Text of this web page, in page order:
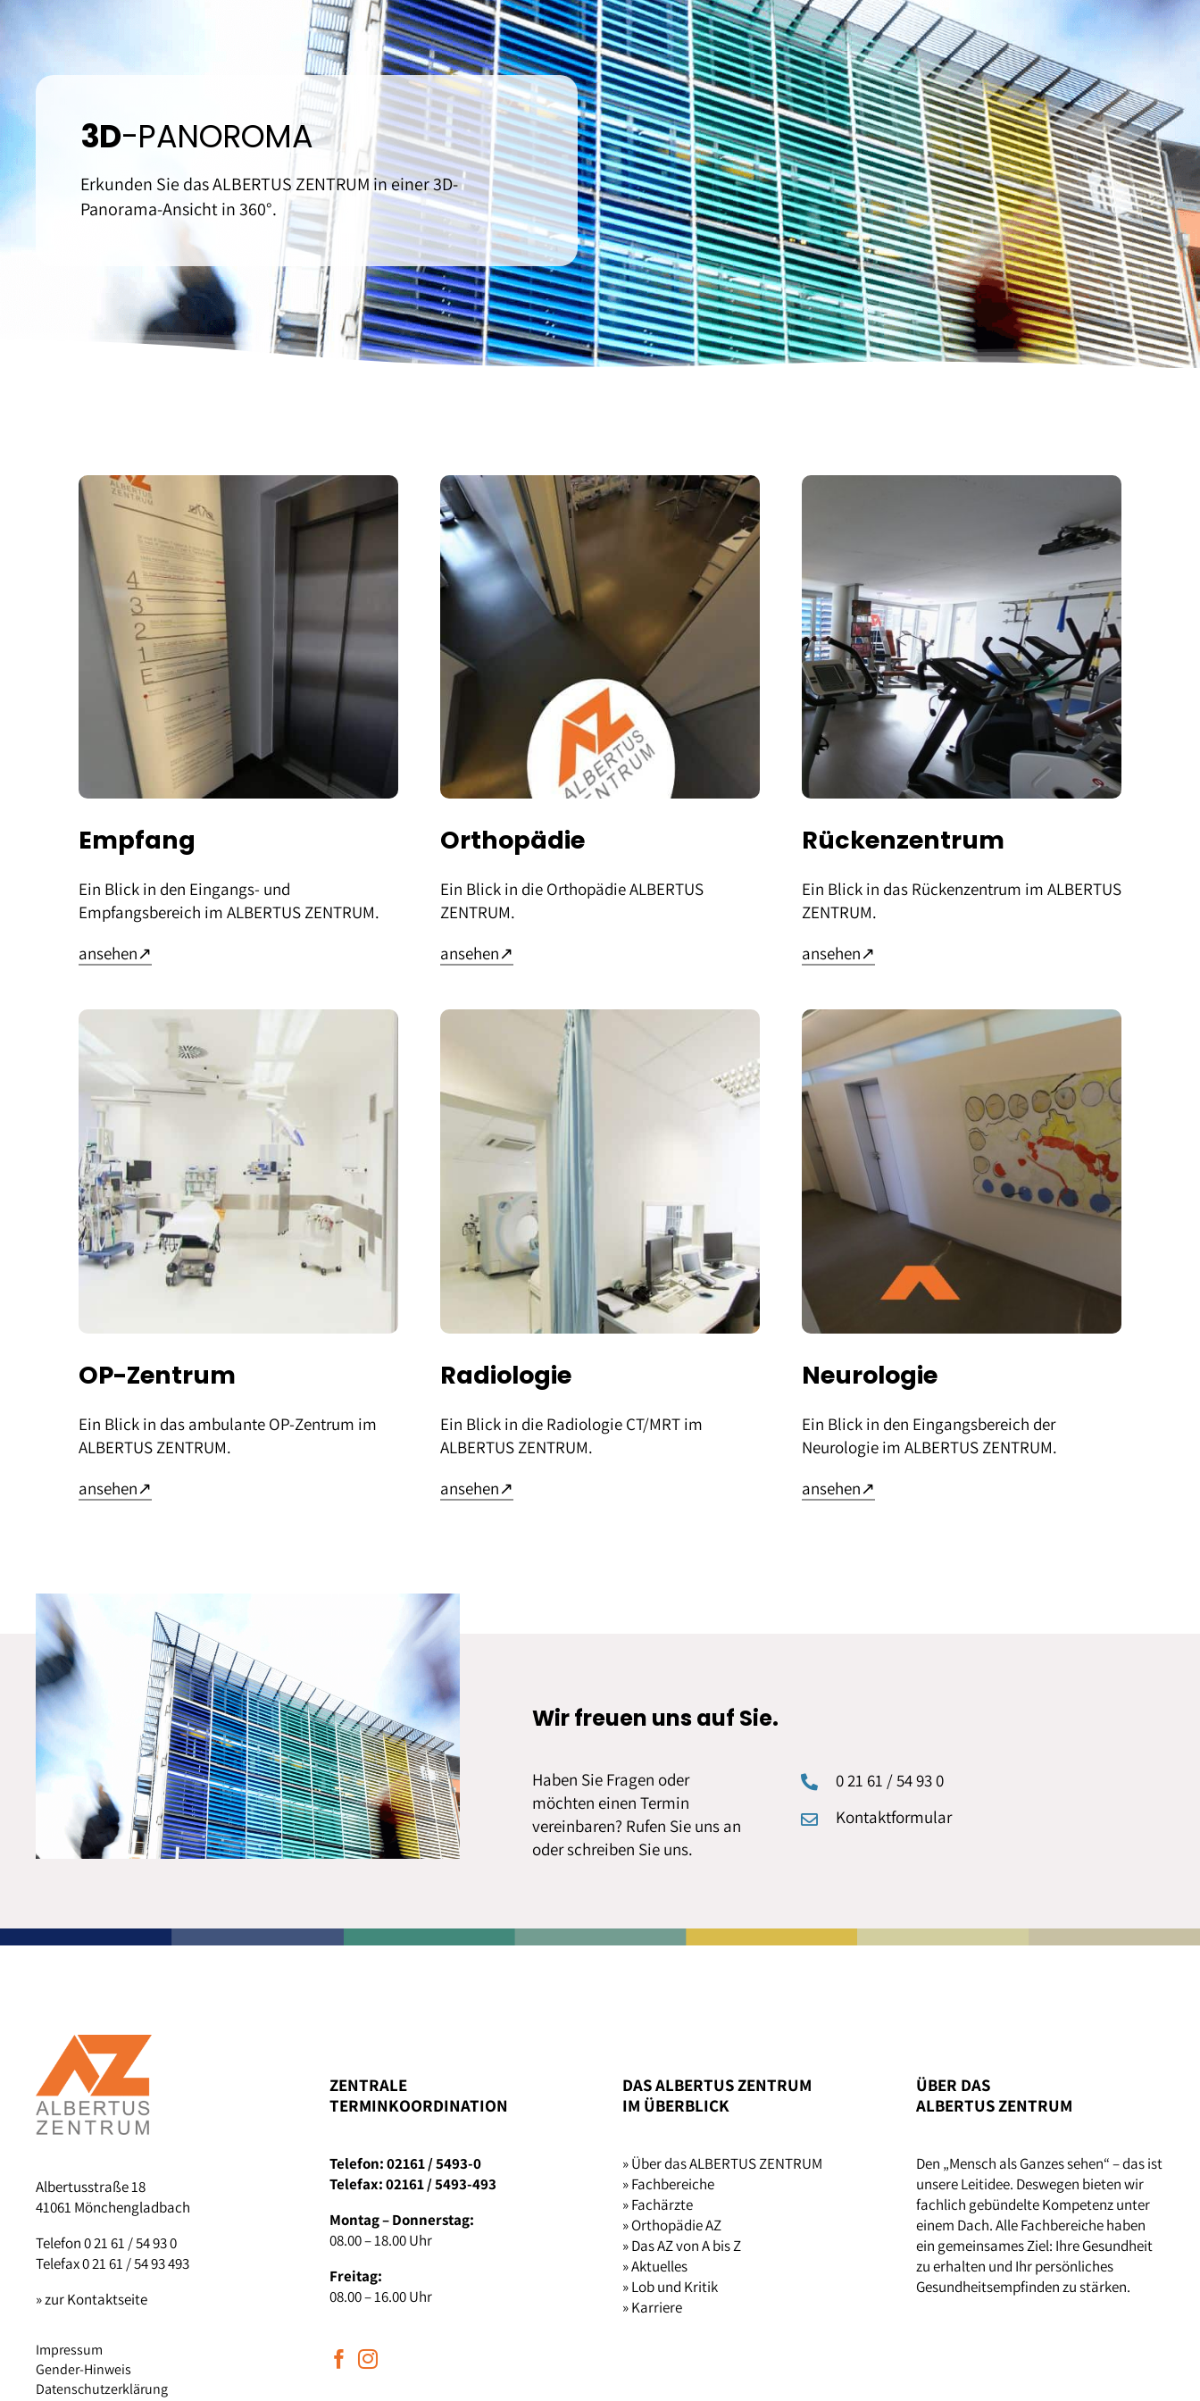
Orthopädie
Physiotherapie & Massage
Orthopädie-Technik
Übersicht anzeigen
3D-PANOROMA
Erkunden Sie das ALBERTUS ZENTRUM in einer 3D-
Panorama-Ansicht in 360°.
Empfang
Ein Blick in den Eingangs- und
Empfangsbereich im ALBERTUS ZENTRUM.
ansehen– öffnet in neuem Tab
↗
Orthopädie
Ein Blick in die Orthopädie ALBERTUS
ZENTRUM.
ansehen– öffnet in neuem Tab
↗
Rückenzentrum
Ein Blick in das Rückenzentrum im ALBERTUS
ZENTRUM.
ansehen– öffnet in neuem Tab
↗
OP-Zentrum
Ein Blick in das ambulante OP-Zentrum im
ALBERTUS ZENTRUM.
ansehen– öffnet in neuem Tab
↗
Radiologie
Ein Blick in die Radiologie CT/MRT im
ALBERTUS ZENTRUM.
ansehen– öffnet in neuem Tab
↗
Neurologie
Ein Blick in den Eingangsbereich der
Neurologie im ALBERTUS ZENTRUM.
ansehen– öffnet in neuem Tab
↗
Wir freuen uns auf Sie.
Haben Sie Fragen oder
möchten einen Termin
vereinbaren? Rufen Sie uns an
oder schreiben Sie uns.
0 21 61 / 54 93 0
Kontaktformular
Albertusstraße 18
41061 Mönchengladbach
Telefon 0 21 61 / 54 93 0
Telefax 0 21 61 / 54 93 493
» zur Kontaktseite
Impressum
Gender-Hinweis
Datenschutzerklärung
ZENTRALE
TERMINKOORDINATION
Telefon: 02161 / 5493-0
Telefax: 02161 / 5493-493
Montag – Donnerstag:
08.00 – 18.00 Uhr
Freitag:
08.00 – 16.00 Uhr
DAS ALBERTUS ZENTRUM
IM ÜBERBLICK
» Über das ALBERTUS ZENTRUM
» Fachbereiche
» Fachärzte
» Orthopädie AZ
» Das AZ von A bis Z
» Aktuelles
» Lob und Kritik
» Karriere
ÜBER DAS
ALBERTUS ZENTRUM
Den „Mensch als Ganzes sehen“ – das ist
unsere Leitidee. Deswegen bieten wir
fachlich gebündelte Kompetenz unter
einem Dach. Alle Fachbereiche haben
ein gemeinsames Ziel: Ihre Gesundheit
zu erhalten und Ihr persönliches
Gesundheitsempfinden zu stärken.